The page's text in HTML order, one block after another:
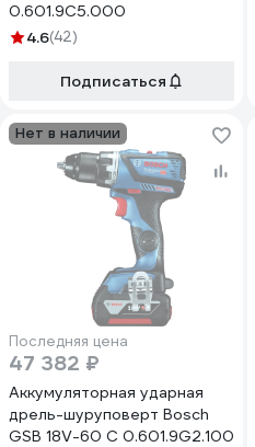
0.601.9C5.000
4.6(42)
Подписаться
Нет в наличии
Последняя цена
47 382 ₽
Аккумуляторная ударная
дрель-шуруповерт Bosch
GSB 18V-60 C 0.601.9G2.100